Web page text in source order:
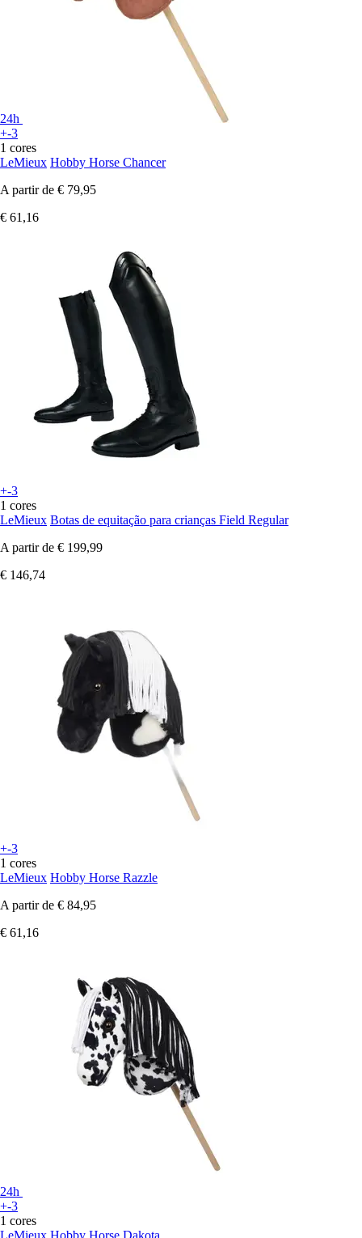
24h
+-3
1 cores
LeMieux Hobby Horse Chancer
A partir de € 79,95
€ 61,16
+-3
1 cores
LeMieux Botas de equitação para crianças Field Regular
A partir de € 199,99
€ 146,74
+-3
1 cores
LeMieux Hobby Horse Razzle
A partir de € 84,95
€ 61,16
24h
+-3
1 cores
LeMieux Hobby Horse Dakota